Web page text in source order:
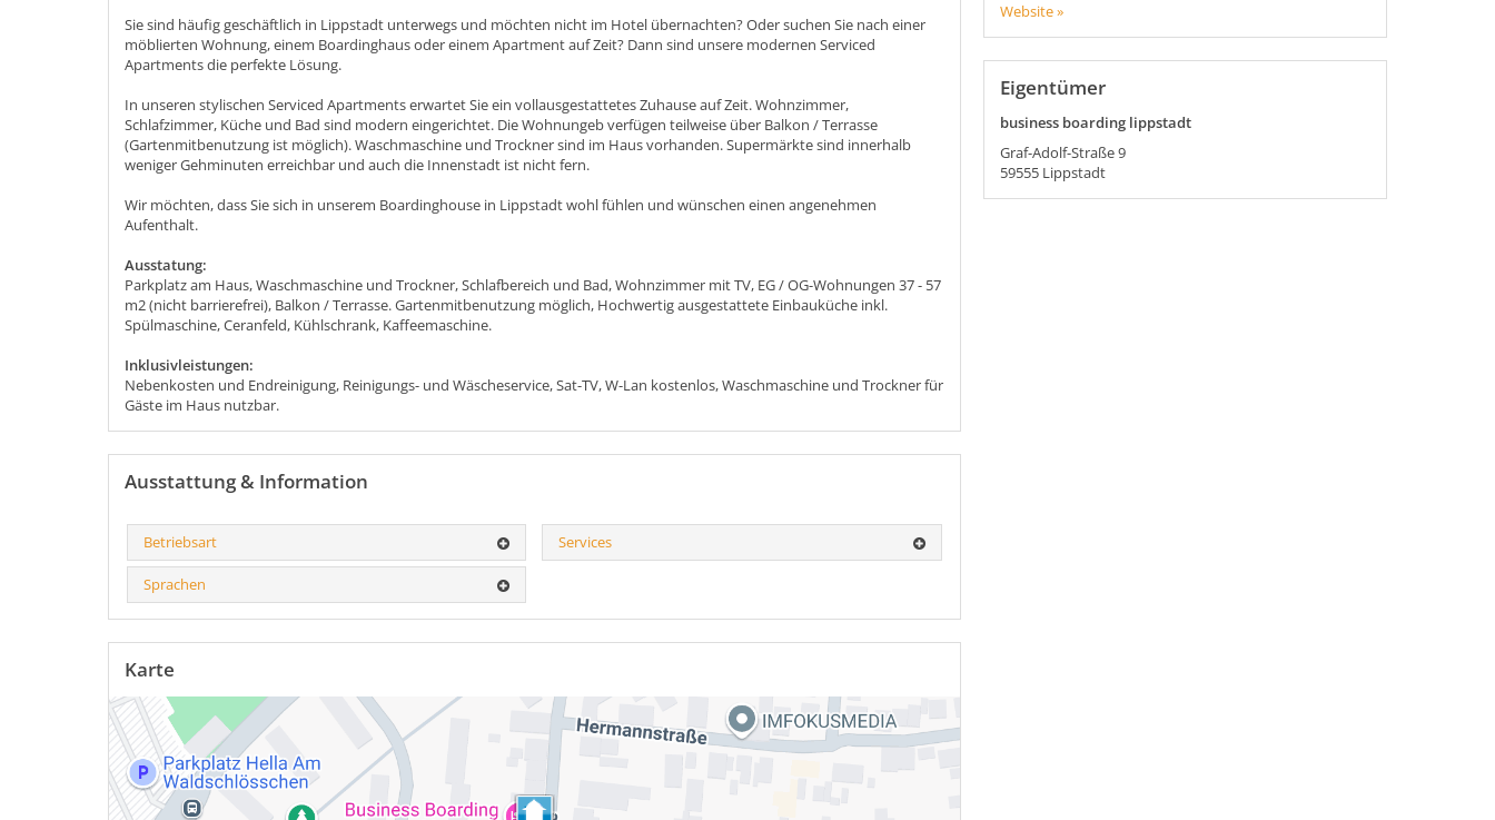
Sie sind häufig geschäftlich in Lippstadt unterwegs und möchten nicht im Hotel übernachten? Oder suchen Sie nach einer
möblierten Wohnung, einem Boardinghaus oder einem Apartment auf Zeit? Dann sind unsere modernen Serviced
Apartments die perfekte Lösung.
In unseren stylischen Serviced Apartments erwartet Sie ein vollausgestattetes Zuhause auf Zeit. Wohnzimmer,
Schlafzimmer, Küche und Bad sind modern eingerichtet. Die Wohnungeb verfügen teilweise über Balkon / Terrasse
(Gartenmitbenutzung ist möglich). Waschmaschine und Trockner sind im Haus vorhanden. Supermärkte sind innerhalb
weniger Gehminuten erreichbar und auch die Innenstadt ist nicht fern.
Wir möchten, dass Sie sich in unserem Boardinghouse in Lippstadt wohl fühlen und wünschen einen angenehmen
Aufenthalt.
Ausstatung:
Parkplatz am Haus, Waschmaschine und Trockner, Schlafbereich und Bad, Wohnzimmer mit TV, EG / OG-Wohnungen 37 - 57
m2 (nicht barrierefrei), Balkon / Terrasse. Gartenmitbenutzung möglich, Hochwertig ausgestattete Einbauküche inkl.
Spülmaschine, Ceranfeld, Kühlschrank, Kaffeemaschine.
Inklusivleistungen:
Nebenkosten und Endreinigung, Reinigungs- und Wäscheservice, Sat-TV, W-Lan kostenlos, Waschmaschine und Trockner für
Gäste im Haus nutzbar.
Ausstattung & Information
Betriebsart Services
Sprachen
Karte
Website »
Eigentümer
business boarding lippstadt
Graf-Adolf-Straße 9
59555 Lippstadt